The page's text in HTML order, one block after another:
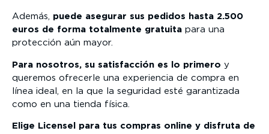
Además, puede asegurar sus pedidos hasta 2.500
euros de forma totalmente gratuita para una
protección aún mayor.
Para nosotros, su satisfacción es lo primero y
queremos ofrecerle una experiencia de compra en
línea ideal, en la que la seguridad esté garantizada
como en una tienda física.
Elige Licensel para tus compras online y disfruta de